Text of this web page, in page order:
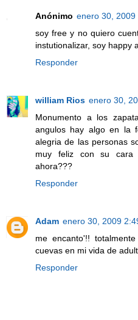
Anónimo enero 30, 2009
soy free y no quiero
instutionalizar, soy happy
Responder
william Rios enero 30,
Monumento a los
angulos hay algo en la
alegria de las personas
muy feliz con su cara
ahora???
Responder
Adam enero 30, 2009
me encanto'!!
cuevas en mi vida de
Responder